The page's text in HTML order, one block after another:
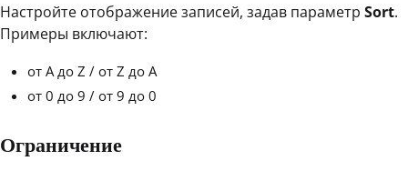
Настройте отображение записей, задав параметр Sort.
Примеры включают:
от A до Z / от Z до A
от 0 до 9 / от 9 до 0
Ограничение